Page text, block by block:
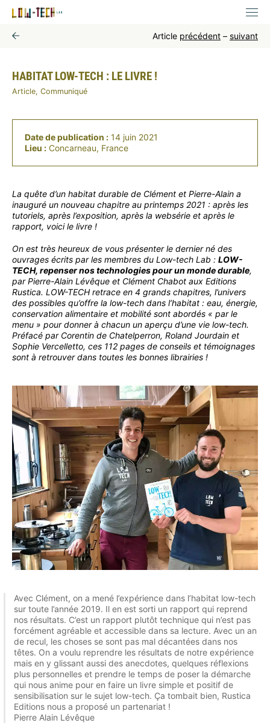
Article précédent – suivant
HABITAT LOW-TECH : LE LIVRE !
Article, Communiqué
Date de publication : 14 juin 2021
Lieu : Concarneau, France
La quête d’un habitat durable de Clément et Pierre-Alain a
inauguré un nouveau chapitre au printemps 2021 : après les
tutoriels, après l’exposition, après la websérie et après le
rapport, voici le livre !
On est très heureux de vous présenter le dernier né des
ouvrages écrits par les membres du Low-tech Lab : LOW-
TECH, repenser nos technologies pour un monde durable,
par Pierre-Alain Lévêque et Clément Chabot aux Editions
Rustica. LOW-TECH retrace en 4 grands chapitres, l’univers
des possibles qu’offre la low-tech dans l’habitat : eau, énergie,
conservation alimentaire et mobilité sont abordés « par le
menu » pour donner à chacun un aperçu d’une vie low-tech.
Préfacé par Corentin de Chatelperron, Roland Jourdain et
Sophie Vercelletto, ces 112 pages de conseils et témoignages
sont à retrouver dans toutes les bonnes librairies !
Avec Clément, on a mené l’expérience dans l’habitat low-tech
sur toute l’année 2019. Il en est sorti un rapport qui reprend
nos résultats. C’est un rapport plutôt technique qui n’est pas
forcément agréable et accessible dans sa lecture. Avec un an
de recul, les choses se sont pas mal décantées dans nos
têtes. On a voulu reprendre les résultats de notre expérience
mais en y glissant aussi des anecdotes, quelques réflexions
plus personnelles et prendre le temps de poser la démarche
qui nous anime pour en faire un livre simple et positif de
sensibilisation sur le sujet low-tech. Ça tombait bien, Rustica
Editions nous a proposé un partenariat !
Pierre Alain Lévêque